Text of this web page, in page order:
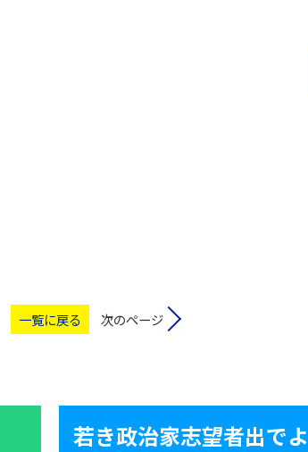
一覧に戻る 次のページ
若き政治家志望者出でよ